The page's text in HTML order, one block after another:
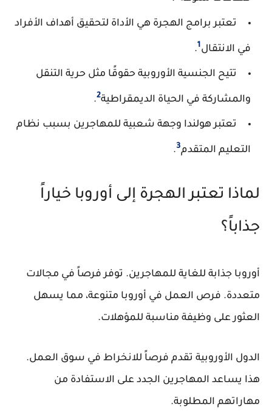
تعتبر برامج الهجرة هي الأداة لتحقيق أهداف الأفراد
في الانتقال1
.
تتيح الجنسية الأوروبية حقوقًا مثل حرية التنقل
والمشاركة في الحياة الديمقراطية2
.
تعتبر هولندا وجهة شعبية للمهاجرين بسبب نظام
التعليم المتقدم 3
.
لماذا تعتبر الهجرة إلى أوروبا خياراً
جذاباً؟
أوروبا جذابة للغاية للمهاجرين. توفر فرصاً في مجالات
متعددة.فرص العمل في أوروبامتنوعة، مما يسهل
العثور على وظيفة مناسبة للمؤهلات.
الدول الأوروبية تقدم فرصاً للانخراط في سوق العمل.
هذا يساعد المهاجرين الجدد على الاستفادة من
مهاراتهم المطلوبة.